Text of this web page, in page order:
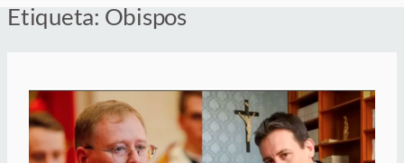
Etiqueta: Obispos